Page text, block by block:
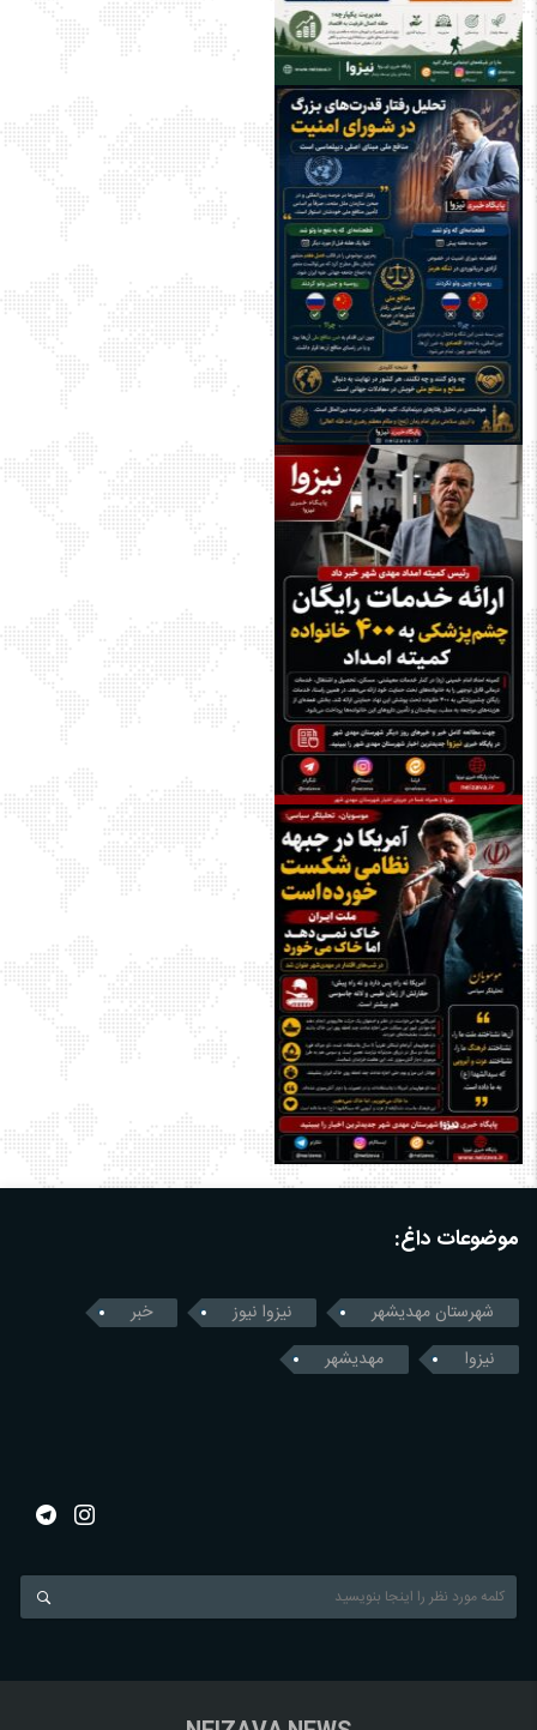
موضوعات داغ:
شهرستان مهدیشهر نیزوا نیوز
خبر
نیزوا
مهدیشهر